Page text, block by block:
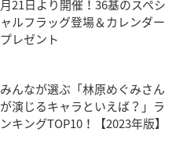
月21日より開催！36基のスペシ
ャルフラッグ登場＆カレンダー
プレゼント
みんなが選ぶ「林原めぐみさん
が演じるキャラといえば？」ラ
ンキングTOP10！【2023年版】